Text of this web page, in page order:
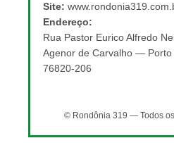
Site:
Endereço:
Rua Pastor Eurico Alfredo
Agenor de Carvalho — Porto
76820-206
© Rondônia 319 — Todos